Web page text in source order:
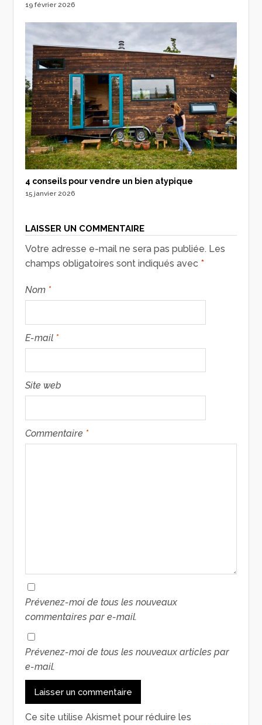
19 février 2026
4 conseils pour vendre un bien atypique
15 janvier 2026
LAISSER UN COMMENTAIRE
Votre adresse e-mail ne sera pas publiée. Les
champs obligatoires sont indiqués avec *
Nom *
E-mail *
Site web
Commentaire *
Prévenez-moi de tous les nouveaux
commentaires par e-mail.
Prévenez-moi de tous les nouveaux articles par
e-mail.
Ce site utilise Akismet pour réduire les